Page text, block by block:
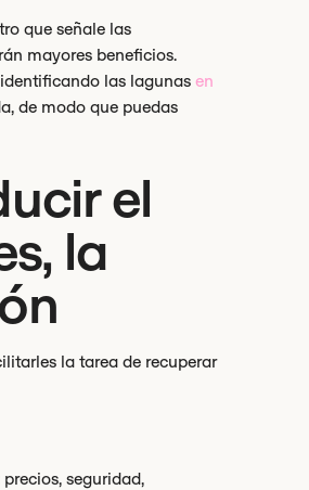
que señale las
mayores beneficios.
las lagunas en
de modo que puedas
el
la
la tarea de recuperar
seguridad,